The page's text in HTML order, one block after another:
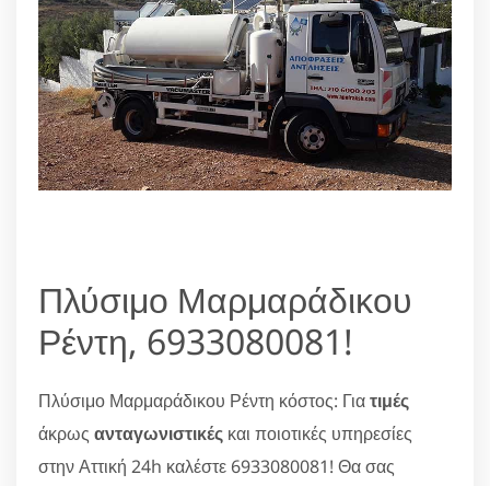
Πλύσιμο Μαρμαράδικου
Ρέντη, 6933080081!
Πλύσιμο Μαρμαράδικου Ρέντη κόστος: Γιατιμές
άκρως ανταγωνιστικές και ποιοτικές υπηρεσίες
στην Αττική 24h καλέστε 6933080081! Θα σας